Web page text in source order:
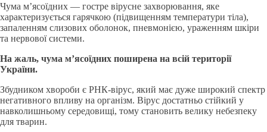
Чума м’ясоїдних — гостре вірусне захворювання, яке
характеризується гарячкою (підвищенням температури тіла),
запаленням слизових оболонок, пневмонією, ураженням шкіри
та нервової системи.
На жаль, чума м’ясоїдних поширена на всій території
України.
Збудником хвороби є РНК-вірус, який має дуже широкий спектр
негативного впливу на організм. Вірус достатньо стійкий у
навколишньому середовищі, тому становить велику небезпеку
для тварин.